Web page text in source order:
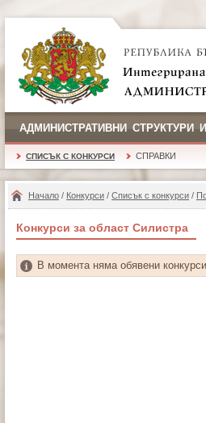
АДМИНИСТРАТИВНИ СТРУКТУРИ
СПИСЪК С КОНКУРСИ СПРАВКИ
Начало / Конкурси / Списък с конкурси /
Конкурси за област Силистра
В момента няма обявени конкурси